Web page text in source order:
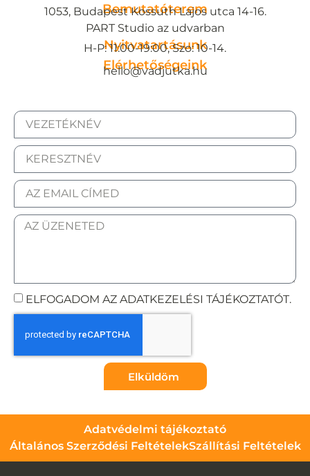
Bemutatóterem
1053, Budapest Kossuth Lajos utca 14-16.
PART Studio az udvarban
Nyitvatartásunk
H-P: 11:00-19:00, Szo: 10-14.
Elérhetőségeink
hello@vadjutka.hu
ELFOGADOM AZ ADATKEZELÉSI TÁJÉKOZTATÓT.
Elküldöm
Adatvédelmi tájékoztató
Általános Szerződési FeltételekSzállítási Feltételek